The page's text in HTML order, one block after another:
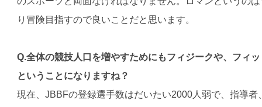
り冒険目指すので良いことだと思います。
Q.全体の競技人口を増やすためにもフィジークや、フィ
ということになりますね？
現在、JBBFの登録選手数はだいたい2000人弱で、指導